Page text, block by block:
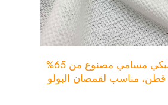
قماش بيكيه شبكي مسامي مصنوع من 65%
و35% قطن، مناسب لقمصان البولو